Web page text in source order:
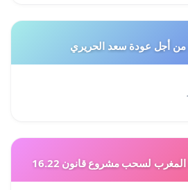
من أجل عودة سعد الحريري
لسحب مشروع قانون 16.22